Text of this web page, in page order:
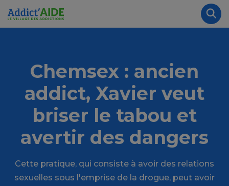
Aller au contenu principal
Chemsex : ancien
addict, Xavier veut
briser le tabou et
avertir des dangers
Cette pratique, qui consiste à avoir des relations
sexuelles sous l'emprise de la drogue, peut avoir
Panneau de gestion des cookies